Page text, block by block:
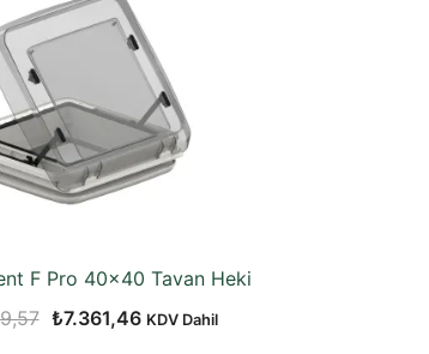
F Pro 40×40 Tavan Heki
Orijinal
₺7.361,46Şu
KDV Dahil